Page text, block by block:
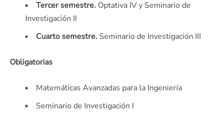
Tercer semestre. Optativa IV y Seminario de
Investigación II
Cuarto semestre. Seminario de Investigación III
Obligatorias
Matemáticas Avanzadas para la Ingeniería
Seminario de Investigación I